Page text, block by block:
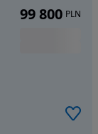
99 800 PLN